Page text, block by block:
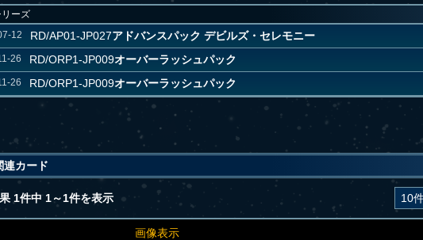
ーズ
12
RD/AP01-JP027アドバンスパック デビルズ・セレモニー
26 RD/ORP1-JP009オーバーラッシュパック
26 RD/ORP1-JP009オーバーラッシュパック
連カード
1件中 1～1件を表示
画像表示